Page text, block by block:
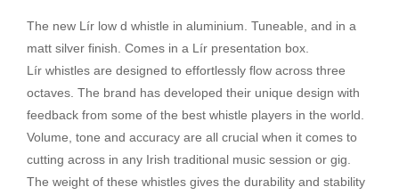
The new Lír low d whistle in aluminium. Tuneable, and in a
matt silver finish. Comes in a Lír presentation box.
Lír whistles are designed to effortlessly flow across three
octaves. The brand has developed their unique design with
feedback from some of the best whistle players in the world.
Volume, tone and accuracy are all crucial when it comes to
cutting across in any Irish traditional music session or gig.
The weight of these whistles gives the durability and stability